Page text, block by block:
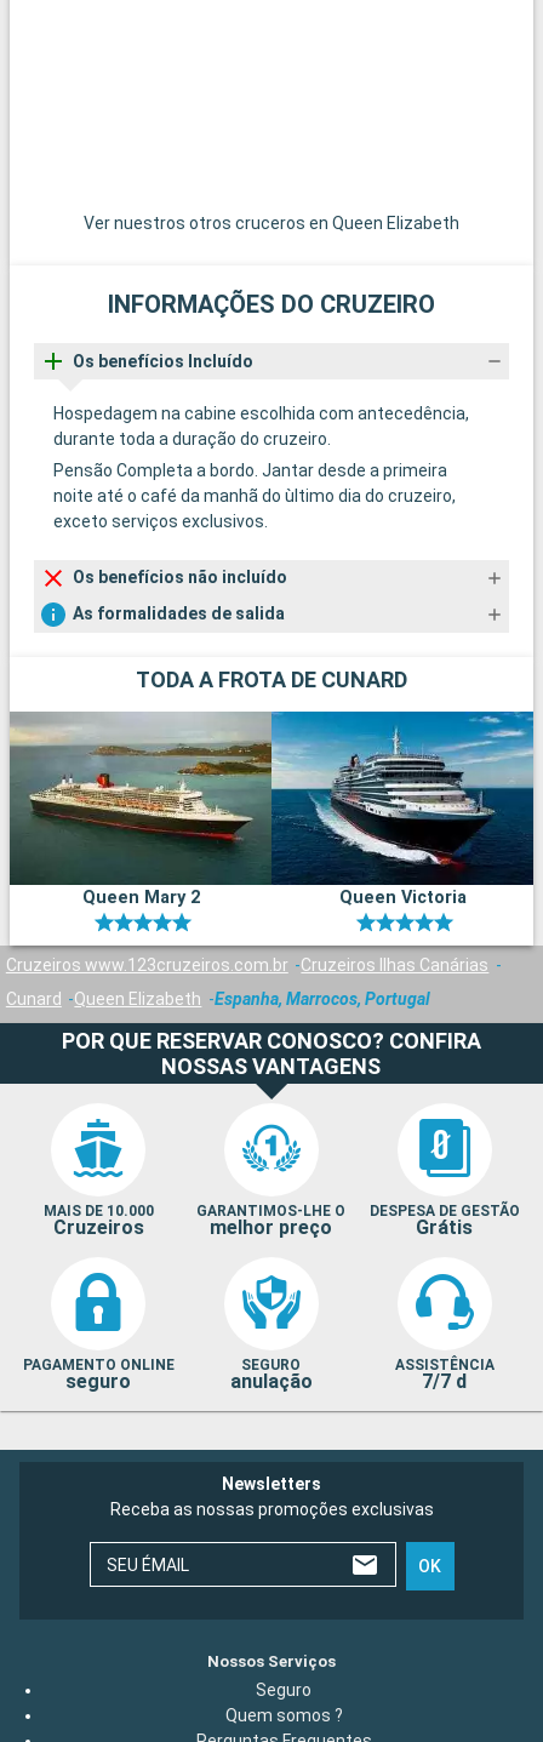
Ver nuestros otros cruceros en Queen Elizabeth
INFORMAÇÕES DO CRUZEIRO
Os benefícios Incluído
Hospedagem na cabine escolhida com antecedência,
durante toda a duração do cruzeiro.
Pensão Completa a bordo. Jantar desde a primeira
noite até o café da manhã do ùltimo dia do cruzeiro,
exceto serviços exclusivos.
Os benefícios não incluído
As formalidades de salida
TODA A FROTA DE CUNARD
Queen Mary 2 Queen Victoria
Cruzeiros www.123cruzeiros.com.br
Cruzeiros Ilhas Canárias
Cunard
Queen Elizabeth Espanha, Marrocos, Portugal
POR QUE RESERVAR CONOSCO? CONFIRA
NOSSAS VANTAGENS
MAIS DE 10.000
Cruzeiros
GARANTIMOS-LHE O
melhor preço
DESPESA DE GESTÃO
Grátis
PAGAMENTO ONLINE
seguro
SEGURO
anulação
ASSISTÊNCIA
7/7 d
Newsletters
Receba as nossas promoções exclusivas
SEU ÉMAIL OK
Nossos Serviços
Seguro
Quem somos ?